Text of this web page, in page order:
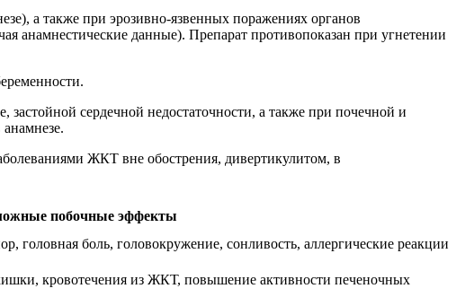
а также при эрозивно-язвенных поражениях органов
анамнестические данные). Препарат противопоказан при угнетении
застойной сердечной недостаточности, а также при почечной и
ЖКТ вне обострения, дивертикулитом, в
побочные эффекты
головная боль, головокружение, сонливость, аллергические реакции
кровотечения из ЖКТ, повышение активности печеночных